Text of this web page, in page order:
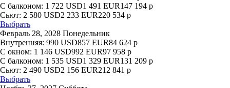
С балконом: 1 722 USD1 491 EUR147 194 р
Сьют: 2 580 USD2 233 EUR220 534 р
Выбрать
Февраль 28, 2028 Понедельник
Внутренняя: 990 USD857 EUR84 624 р
С окном: 1 146 USD992 EUR97 958 р
С балконом: 1 535 USD1 329 EUR131 209 р
Сьют: 2 490 USD2 156 EUR212 841 р
Выбрать